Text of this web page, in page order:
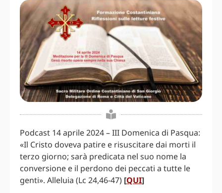
Podcast 14 aprile 2024 – III Domenica di Pasqua:
«Il Cristo doveva patire e risuscitare dai morti il
terzo giorno; sarà predicata nel suo nome la
conversione e il perdono dei peccati a tutte le
genti». Alleluia (Lc 24,46-47) [QUI]